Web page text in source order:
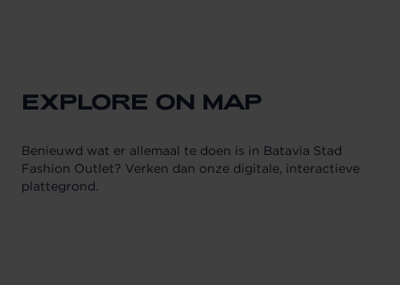
EXPLORE ON MAP
Benieuwd wat er allemaal te doen is in Batavia Stad
Fashion Outlet? Verken dan onze digitale, interactieve
plattegrond.